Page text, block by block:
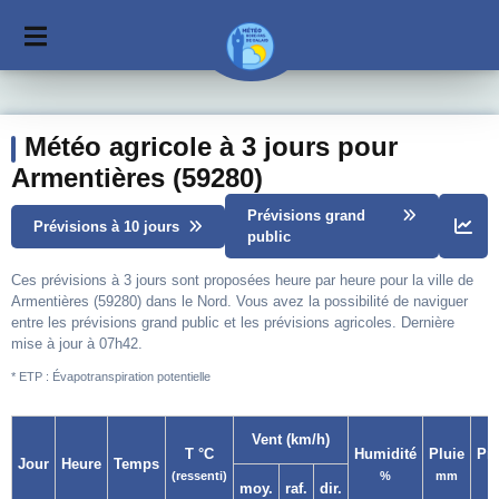
Météo agricole à 3 jours pour
Armentières (59280)
Prévisions à 10 jours
Prévisions grand
public
Ces prévisions à 3 jours sont proposées heure par heure pour la ville de
Armentières (59280) dans le Nord. Vous avez la possibilité de naviguer
entre les prévisions grand public et les prévisions agricoles. Dernière
mise à jour à 07h42.
* ETP : Évapotranspiration potentielle
Jour Heure Temps
T °C
(ressenti)
Vent (km/h)
Humidité
%
Pluie
mm
moy. raf. dir.